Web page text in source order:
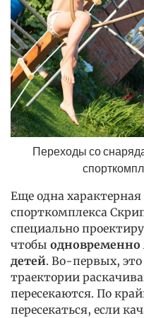
Переходы со
Еще одна характерная
спорткомплекса
специально
чтобы одновременно
детей. Во-первых, это
траектории
пересекаются. По
пересекаться, если